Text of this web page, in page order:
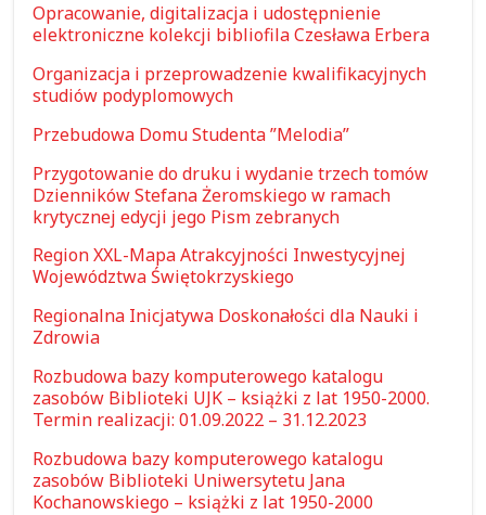
Opracowanie, digitalizacja i udostępnienie
elektroniczne kolekcji bibliofila Czesława Erbera
Organizacja i przeprowadzenie kwalifikacyjnych
studiów podyplomowych
Przebudowa Domu Studenta ”Melodia”
Przygotowanie do druku i wydanie trzech tomów
Dzienników Stefana Żeromskiego w ramach
krytycznej edycji jego Pism zebranych
Region XXL-Mapa Atrakcyjności Inwestycyjnej
Województwa Świętokrzyskiego
Regionalna Inicjatywa Doskonałości dla Nauki i
Zdrowia
Rozbudowa bazy komputerowego katalogu
zasobów Biblioteki UJK – książki z lat 1950-2000.
Termin realizacji: 01.09.2022 – 31.12.2023
Rozbudowa bazy komputerowego katalogu
zasobów Biblioteki Uniwersytetu Jana
Kochanowskiego – książki z lat 1950-2000